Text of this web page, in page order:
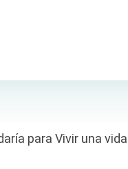
para Vivir una